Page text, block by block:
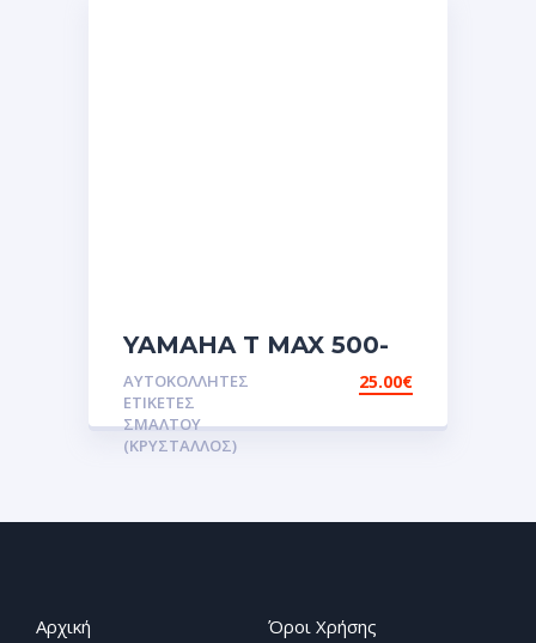
YAMAHA T MAX 500-
530 gas pad,
Αυτοκόλλητες ετικέτες
3D
Σμάλτου.Αυτοκόλλητα.stickers
ΑΥΤΟΚΌΛΛΗΤΕΣ
ΕΤΙΚΈΤΕΣ
ΣΜΆΛΤΟΥ
(ΚΡΥΣΤΑΛΛΟΣ)
25.00€
Αρχική
Όροι Χρήσης